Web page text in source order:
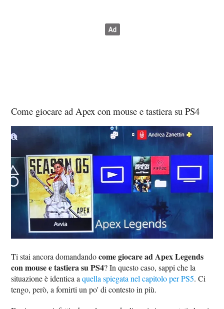
Come giocare ad Apex con mouse e tastiera su PS4
Ti stai ancora domandandocome giocare ad Apex Legends
con mouse e tastiera su PS4? In questo caso, sappi che la
situazione è identica aquella spiegata nel capitolo per PS5. Ci
tengo, però, a fornirti un po' di contesto in più.